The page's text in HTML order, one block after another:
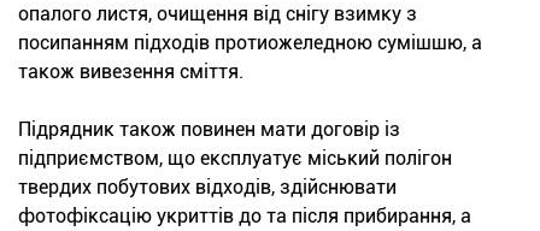
опалого листя, очищення від снігу взимку з
посипанням підходів протиожеледною сумішшю, а
також вивезення сміття.
Підрядник також повинен мати договір із
підприємством, що експлуатує міський полігон
твердих побутових відходів, здійснювати
фотофіксацію укриттів до та після прибирання, а